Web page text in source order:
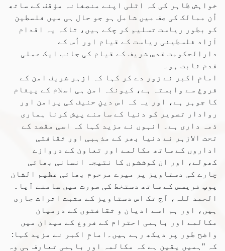
خواہش ظاہر کی کہ اٹلی اپنے منصفانہ مؤقف کے ساتھ
اُن ممالک کی صف میں شامل ہو جو حال ہی میں فلسطین
کو بطور ریاست تسلیم کر چکے ہیں، تاکہ یہ اقدام
آزاد فلسطینی ریاست کے قیام اور اُس کے
دارالحکومت قدسِ شریف کے قیام کی جانب ایک عملی
قدم ثابت ہو۔
امامِ اکبر نے زور دے کر کہا کہ ازہر شریف امن کے
فروغ سے وابستہ ہے، کیونکہ امن ہی اسلام کے پیغام
کا جوہر ہے، اور یہ کہ اس دینِ حنیف کی پرامن اور
روادار تصویر کو دنیا کے سامنے پیش کرنا ہماری
ذمہ داری ہے۔ انہوں نے مزید کہا کہ اسی مقصد کے
تحت الازہر نے دنیا بھر کے مذہبی اور ثقافتی
اداروں کے ساتھ مکالمے اور تعاون کے دروازے
کھولے، اور ان کوششوں کا نتیجہ انسانی بھائی
چارے کی دستاویز پر میرے مرحوم بھائی عظیم الشان
پوپ فریسس کے ساتھ دستخط کی صورت میں سامنے آیا۔
الحمد للہ، آج تک اس دستاویز کے مثبت اثرات جاری
ہیں، اور ہم اسے ادیان و ثقافتوں کے درمیان
مکالمے اور باہمی احترام کے فروغ کے میدان میں
واضح طور پر دیکھ رہے ہیں۔امامِ اکبر نے مزید کہا:
کہ "ہمیں یقین ہے کہ مکالمہ اور باہمی تعارف ہی وہ